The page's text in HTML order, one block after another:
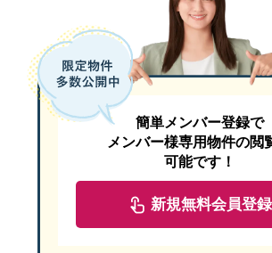
簡単メンバー登録で
メンバー様専用物件の閲
可能です！
新規無料会員登録